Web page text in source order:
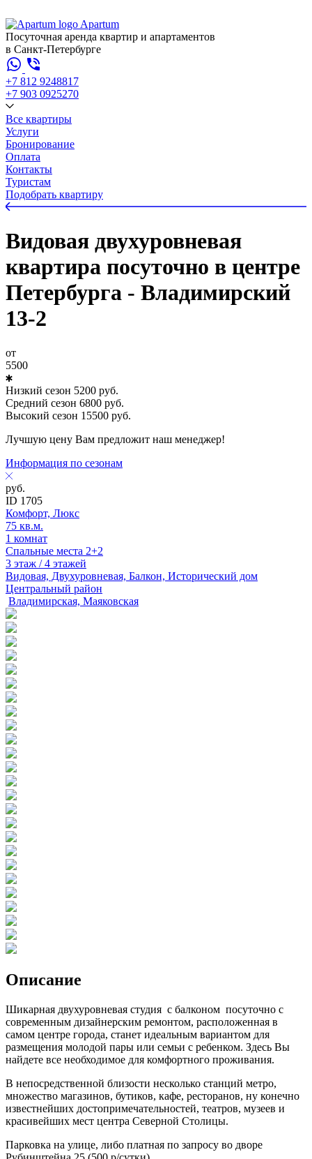
Apartum
Посуточная аренда квартир и апартаментов
в Санкт-Петербурге
+7 812 9248817
+7 903 0925270
Все квартиры
Услуги
Бронирование
Оплата
Контакты
Туристам
Подобрать квартиру
Видовая двухуровневая
квартира посуточно в центре
Петербурга - Владимирский
13-2
от
5500
Низкий сезон 5200 руб.
Средний сезон 6800 руб.
Высокий сезон 15500 руб.
Лучшую цену Вам предложит наш менеджер!
Информация по сезонам
руб.
ID 1705
Комфорт, Люкс
75 кв.м.
1 комнат
Спальные места 2+2
3 этаж / 4 этажей
Видовая, Двухуровневая, Балкон, Исторический дом
Центральный район
Владимирская, Маяковская
Описание
Шикарная двухуровневая студия с балконом посуточно с
современным дизайнерским ремонтом, расположенная в
самом центре города, станет идеальным вариантом для
размещения молодой пары или семьи с ребенком. Здесь Вы
найдете все необходимое для комфортного проживания.
В непосредственной близости несколько станций метро,
множество магазинов, бутиков, кафе, ресторанов, ну конечно
известнейших достопримечательностей, театров, музеев и
красивейших мест центра Северной Столицы.
Парковка на улице, либо платная по запросу во дворе